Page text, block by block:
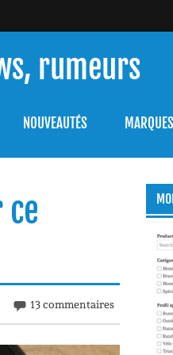
rumeurs
NOUVEAUTÉS MARQUES
13 commentaires